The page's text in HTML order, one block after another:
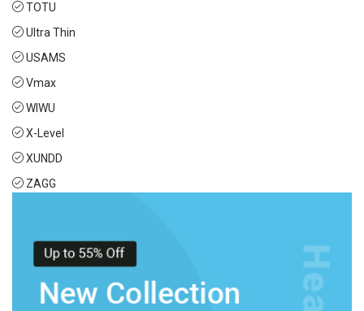
TOTU
Ultra Thin
USAMS
Vmax
WIWU
X-Level
XUNDD
ZAGG